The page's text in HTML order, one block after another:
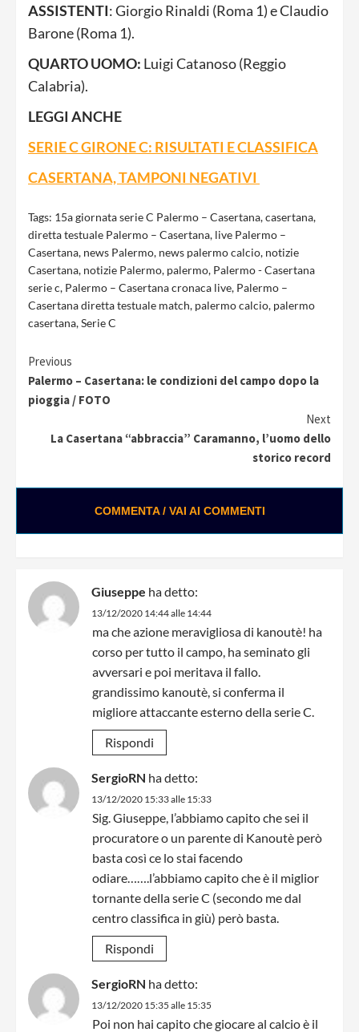
ASSISTENTI: Giorgio Rinaldi (Roma 1) e Claudio
Barone (Roma 1).
QUARTO UOMO: Luigi Catanoso (Reggio
Calabria).
LEGGI ANCHE
SERIE C GIRONE C: RISULTATI E CLASSIFICA
CASERTANA, TAMPONI NEGATIVI
Tags: 15a giornata serie C Palermo – Casertana,casertana,
diretta testuale Palermo – Casertana, live Palermo –
Casertana, news Palermo, news palermo calcio, notizie
Casertana, notizie Palermo, palermo, Palermo - Casertana
serie c, Palermo – Casertana cronaca live, Palermo –
Casertana diretta testuale match, palermo calcio, palermo
casertana,Serie C
Continue
Reading
Previous
Palermo – Casertana: le condizioni del campo dopo la
pioggia / FOTO
Next
La Casertana “abbraccia” Caramanno, l’uomo dello
storico record
COMMENTA / VAI AI COMMENTI
Giuseppe ha detto:
13/12/2020 14:44 alle 14:44
ma che azione meravigliosa di kanoutè! ha
corso per tutto il campo, ha seminato gli
avversari e poi meritava il fallo.
grandissimo kanoutè, si conferma il
migliore attaccante esterno della serie C.
Rispondi
SergioRN ha detto:
13/12/2020 15:33 alle 15:33
Sig. Giuseppe, l’abbiamo capito che sei il
procuratore o un parente di Kanoutè però
basta così ce lo stai facendo
odiare…….l’abbiamo capito che è il miglior
tornante della serie C (secondo me dal
centro classifica in giù) però basta.
Rispondi
SergioRN ha detto:
13/12/2020 15:35 alle 15:35
Poi non hai capito che giocare al calcio è il